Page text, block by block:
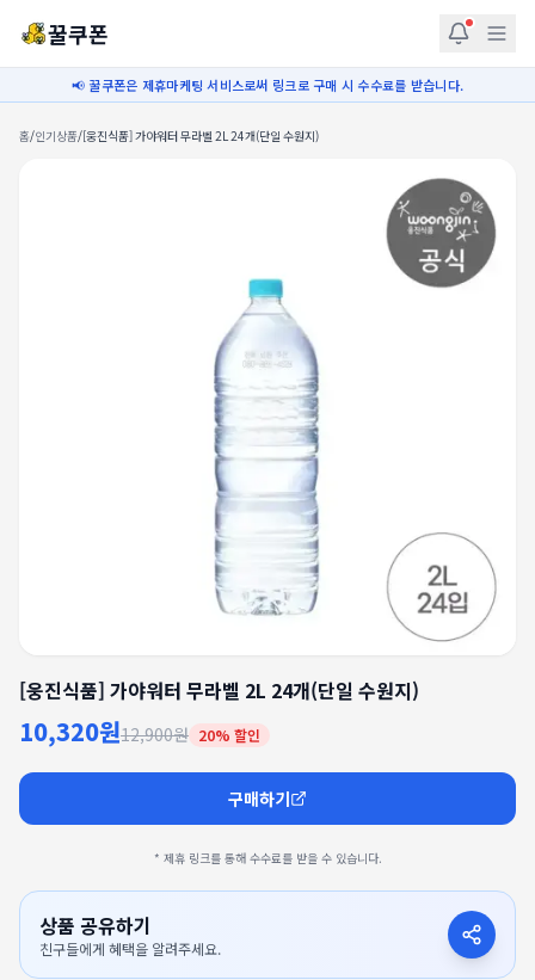
꿀쿠폰
📢 꿀쿠폰은 제휴마케팅 서비스로써 링크로 구매 시 수수료를 받습니다.
홈/인기상품/[웅진식품] 가야워터 무라벨 2L 24개(단일 수원지)
[웅진식품] 가야워터 무라벨 2L 24개(단일 수원지)
10,320원12,900원 20% 할인
구매하기
* 제휴 링크를 통해 수수료를 받을 수 있습니다.
상품 공유하기
친구들에게 혜택을 알려주세요.